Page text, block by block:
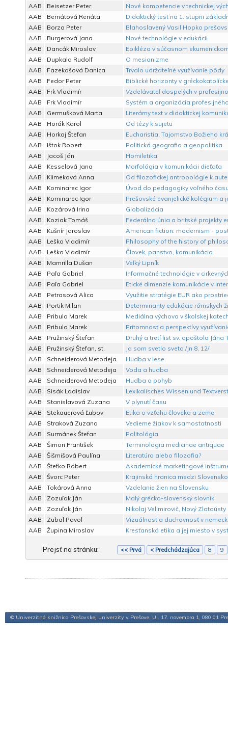
AAB
Beisetzer Peter
Nové kompetencie v technickej
AAB
Bernátová Renáta
Didaktický test na 1. stupni
AAB
Borza Peter
Blahoslavený Vasiľ Hopko
AAB
Burgerová Jana
Nové technológie v edukácii
AAB
Dancák Miroslav
Epikléza v súčasnom
AAB
Dupkala Rudolf
O mesianizme
AAB
Fazekašová Danica
Trvalo udržateľné využívanie pôdy
AAB
Fedor Peter
Biblické horizonty v
AAB
Frk Vladimír
Vzdelávateľ dospelých v
AAB
Frk Vladimír
Systém a organizácia
AAB
Germušková Marta
Literárny text v didaktickej
AAB
Horák Karol
Od tézy k sujetu
AAB
Horkaj Štefan
Eucharistia. Tajomstvo Božieho
AAB
Ištok Robert
Politická geografia a geopolitika
AAB
Jacoš Ján
Homiletika
AAB
Kesselová Jana
Morfológia v komunikácii dieťaťa
AAB
Klimeková Anna
Od filozofickej antropológie k
AAB
Kominarec Igor
Úvod do pedagogiky voľného
AAB
Kominarec Igor
Prešovské evanjelické kolégium a
AAB
Kozárová Irina
Globalizácia
AAB
Koziak Tomáš
Federálna únia a britské projekty
AAB
Kušnír Jaroslav
American fiction: modernism -
AAB
Leško Vladimír
Philosophy of the history of
AAB
Leško Vladimír
Človek, panstvo, komunikácia
AAB
Mamrilla Dušan
Veľký Lipník
AAB
Paľa Gabriel
Informačné technológie v
AAB
Paľa Gabriel
Etické dimenzie komunikácie v
AAB
Petrasová Alica
Využitie stratégie EUR ako
AAB
Portik Milan
Determinanty edukácie rómskych
AAB
Pribula Marek
Mediálna výchova v školskej
AAB
Pribula Marek
Prítomnosť a perspektívy
AAB
Pružinský Štefan
Druhý a tretí list sv. apoštola Jána
AAB
Pružinský Štefan, st.
Ja som svetlo sveta /Jn 8, 12/
AAB
Schneiderová Metodeja
Hudba v lese
AAB
Schneiderová Metodeja
Voda a hudba
AAB
Schneiderová Metodeja
Hudba a pohyb
AAB
Sisák Ladislav
Lexikalisches Wissen und
AAB
Stanislavová Zuzana
V plynutí času
AAB
Stekauerová Ľubov
Etika o vzťahu človeka a zeme
AAB
Straková Zuzana
Vedieme žiakov k samostatnosti
AAB
Surmánek Štefan
Politológia
AAB
Šimon František
Terminologia medicinae antiquae
AAB
Šišmišová Paulína
Literatúra alebo filozofia?
AAB
Štefko Róbert
Akademické marketingové
AAB
Švorc Peter
Krajinská hranica medzi
AAB
Tokárová Anna
Vzdelanie žien na Slovensku
AAB
Zozuľak Ján
Malý grécko-slovenský slovník
AAB
Zozuľak Ján
Nikolaj Velimirovič, Nový Zlatoústy
AAB
Zubal Pavol
Vizuálnosť a duchovnosť v
AAB
Župina Miroslav Kresťanská etika a jej miesto v
Prejsť na stránku: << Prvá < Predchádzajúca 8 9
© Univerzitná knižnica Prešovskej univerzity v Prešove, Ul. 17. novembra 1, 080 01